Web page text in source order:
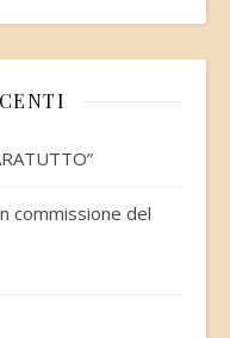
commissione del